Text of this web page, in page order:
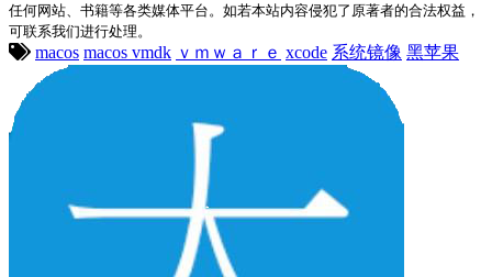
任何网站、书籍等各类媒体平台。如若本站内容侵犯了原著者的合法权益，
可联系我们进行处理。
macos macos vmdk ｖｍｗａｒｅ xcode 系统镜像 黑苹果